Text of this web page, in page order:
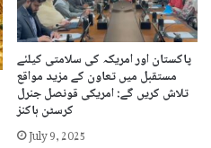
پاکستان اور امریکہ کی سلامتی کیلئے
مستقبل میں تعاون کے مزید مواقع
تلاش کریں گے: امریکی قونصل جنرل
کرسٹن ہاکنز
July 9, 2025